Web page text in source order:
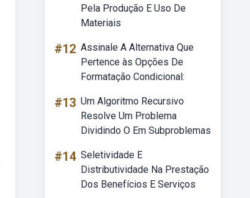
Pela Produção E Uso De
Materiais
#12 Assinale A Alternativa Que
Pertence às Opções De
Formatação Condicional:
#13 Um Algoritmo Recursivo
Resolve Um Problema
Dividindo O Em Subproblemas
#14 Seletividade E
Distributividade Na Prestação
Dos Benefícios E Serviços